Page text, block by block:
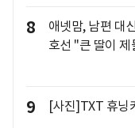
8
애넷맘, 남편 대
호선 "큰 딸이
9 [사진]TXT 휴닝